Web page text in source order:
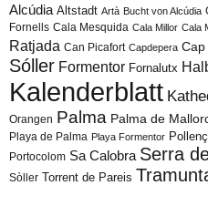
Alcúdia Altstadt Artà Bucht von Alcúdia
Fornells Cala Mesquida Cala Millor Cala
Ratjada Can Picafort Capdepera
Sóller Formentor Fornalutx
Kalenderblatt
Orangen Palma Palma de
Playa de Palma Playa Formentor
Portocolom Sa Calobra Serra
Sòller Torrent de Pareis